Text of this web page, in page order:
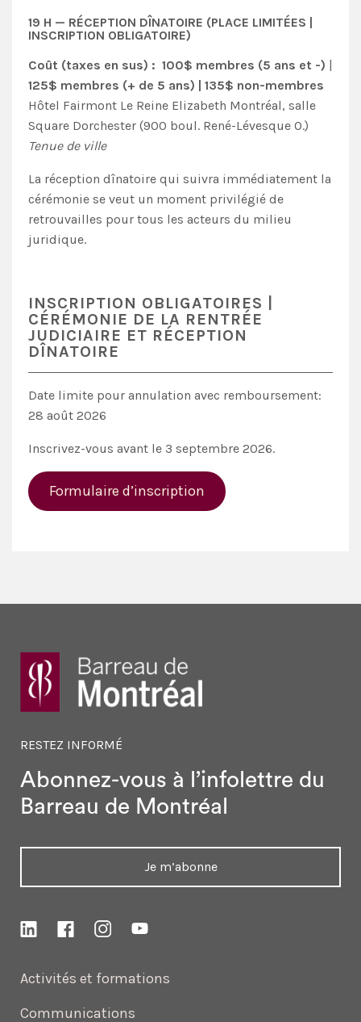
19 H — RÉCEPTION DÎNATOIRE (PLACE LIMITÉES |
INSCRIPTION OBLIGATOIRE)
Coût (taxes en sus) : 100$ membres (5 ans et -) |
125$ membres (+ de 5 ans) | 135$ non-membres
Hôtel Fairmont Le Reine Elizabeth Montréal, salle
Square Dorchester (900 boul. René-Lévesque O.)
Tenue de ville
La réception dînatoire qui suivra immédiatement la
cérémonie se veut un moment privilégié de
retrouvailles pour tous les acteurs du milieu
juridique.
INSCRIPTION OBLIGATOIRES |
CÉRÉMONIE DE LA RENTRÉE
JUDICIAIRE ET RÉCEPTION
DÎNATOIRE
Date limite pour annulation avec remboursement:
28 août 2026
Inscrivez-vous avant le 3 septembre 2026.
Formulaire d’inscription
Activités et formations
Communications
RESTEZ INFORMÉ
Abonnez-vous à l’infolettre du
Barreau de Montréal
Je m’abonne